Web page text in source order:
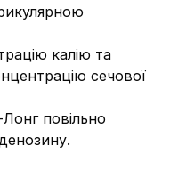
калію та
сечової
повільно